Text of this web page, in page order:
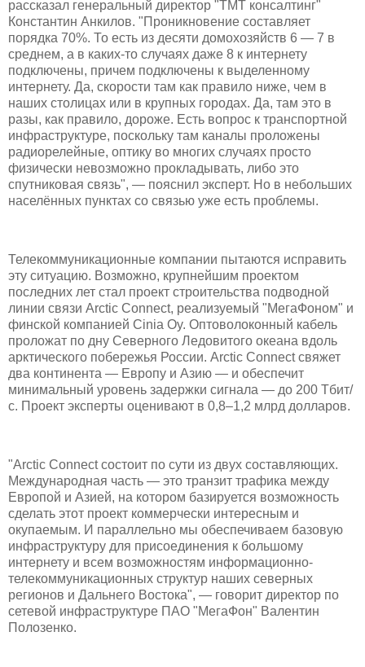
рассказал генеральный директор "ТМТ консалтинг"
Константин Анкилов. "Проникновение составляет
порядка 70%. То есть из десяти домохозяйств 6 — 7 в
среднем, а в каких-то случаях даже 8 к интернету
подключены, причем подключены к выделенному
интернету. Да, скорости там как правило ниже, чем в
наших столицах или в крупных городах. Да, там это в
разы, как правило, дороже. Есть вопрос к транспортной
инфраструктуре, поскольку там каналы проложены
радиорелейные, оптику во многих случаях просто
физически невозможно прокладывать, либо это
спутниковая связь", — пояснил эксперт. Но в небольших
населённых пунктах со связью уже есть проблемы.
Телекоммуникационные компании пытаются исправить
эту ситуацию. Возможно, крупнейшим проектом
последних лет стал проект строительства подводной
линии связи Arctic Connect, реализуемый "МегаФоном" и
финской компанией Cinia Oy. Оптоволоконный кабель
проложат по дну Северного Ледовитого океана вдоль
арктического побережья России. Arctic Connect свяжет
два континента — Европу и Азию — и обеспечит
минимальный уровень задержки сигнала — до 200 Тбит/
с. Проект эксперты оценивают в 0,8–1,2 млрд долларов.
"Arctic Connect состоит по сути из двух составляющих.
Международная часть — это транзит трафика между
Европой и Азией, на котором базируется возможность
сделать этот проект коммерчески интересным и
окупаемым. И параллельно мы обеспечиваем базовую
инфраструктуру для присоединения к большому
интернету и всем возможностям информационно-
телекоммуникационных структур наших северных
регионов и Дальнего Востока", — говорит директор по
сетевой инфраструктуре ПАО "МегаФон" Валентин
Полозенко.